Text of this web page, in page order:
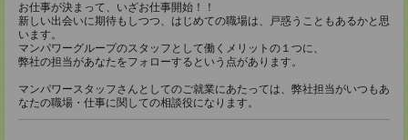
お仕事が決まって、いざお仕事開始！！
新しい出会いに期待もしつつ、はじめての職場は、戸惑うこともあるかと思
います。
マンパワーグループのスタッフとして働くメリットの１つに、
弊社の担当があなたをフォローするという点があります。
マンパワースタッフさんとしてのご就業にあたっては、弊社担当がいつもあ
なたの職場・仕事に関しての相談役になります。